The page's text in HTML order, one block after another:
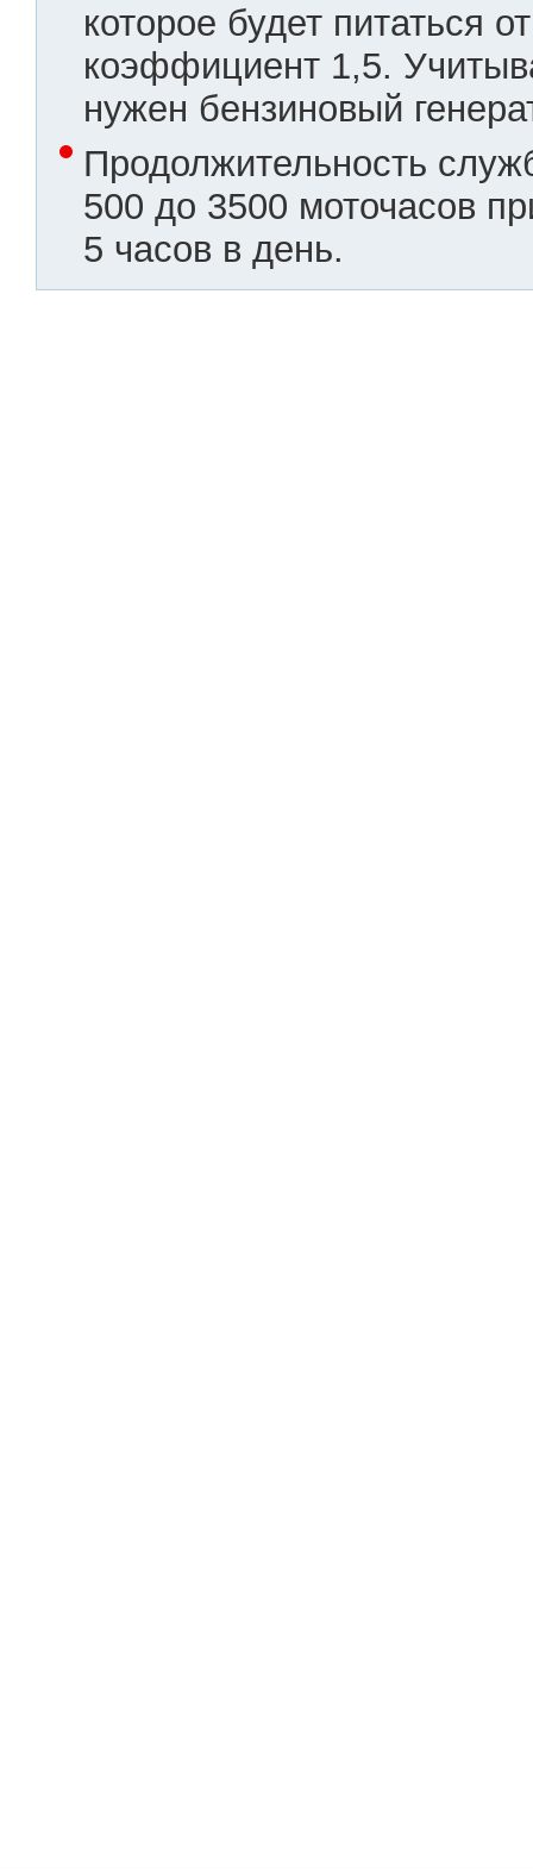
которое будет питаться
коэффициент 1,5.
нужен бензиновый
Продолжительность
500 до 3500 моточасов
5 часов в день.